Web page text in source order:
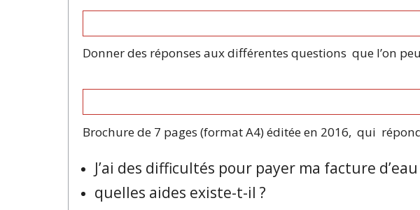
Donner des réponses aux différentes questions que l’on
Brochure de 7 pages (format A4) éditée en 2016, qui
J’ai des difficultés pour payer ma facture
quelles aides existe-t-il ?